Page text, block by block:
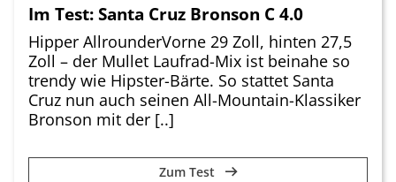
Im Test: Santa Cruz Bronson C 4.0
Hipper AllrounderVorne 29 Zoll, hinten 27,5
Zoll – der Mullet Laufrad-Mix ist beinahe so
trendy wie Hipster-Bärte. So stattet Santa
Cruz nun auch seinen All-Mountain-Klassiker
Bronson mit der [..]
Zum Test